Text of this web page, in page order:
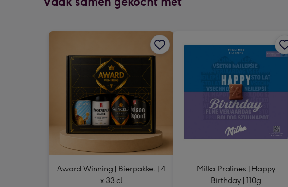
Award Winning | Bierpakket | 4
x 33 cl
Milka Pralines | Happy
Birthday | 110g